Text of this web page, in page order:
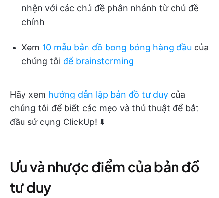
nhện với các chủ đề phân nhánh từ chủ đề
chính
Xem 10 mẫu bản đồ bong bóng hàng đầu của
chúng tôi để brainstorming
Hãy xem hướng dẫn lập bản đồ tư duy của
chúng tôi để biết các mẹo và thủ thuật để bắt
đầu sử dụng ClickUp! ⬇️
Ưu và nhược điểm của bản đồ
tư duy